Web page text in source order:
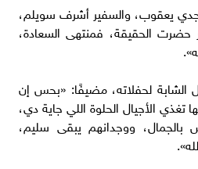
يعقوب، والسفير أشرف سويلم،
حضرت الحقيقة، فمنتهى السعادة،
الشابة لحفلاته، مضيفًا: «بحس إن
تغذي الأجيال الحلوة اللي جاية دي،
بالجمال، ووجدانهم يبقى سليم،